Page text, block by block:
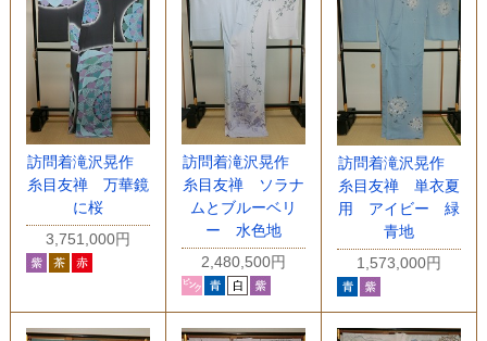
訪問着滝沢晃作
糸目友禅 万華鏡
に桜
3,751,000円
訪問着滝沢晃作
糸目友禅 ソラナ
ムとブルーベリ
ー 水色地
2,480,500円
訪問着滝沢晃作
糸目友禅 単衣夏
用 アイビー 緑
青地
1,573,000円